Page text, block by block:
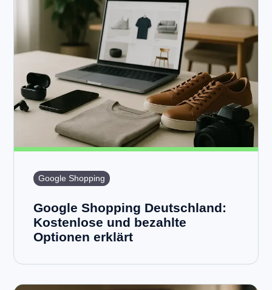
Google Shopping
Google Shopping Deutschland:
Kostenlose und bezahlte
Optionen erklärt